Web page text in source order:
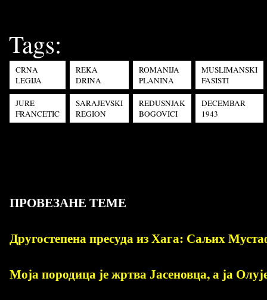
Tags:
CRNA
LEGIJA
REKA
DRINA
ROMANIJA
PLANINA
MUSLIMANSKI
FASISTI
JURE
FRANCETIC
SARAJEVSKI
REGION
REDUSNJAK
BOGOVICI
DECEMBAR
1943
ПРОВЕЗАНЕ ТЕМЕ
Другостепена пресуда из Хага: Саљих
Моја породица је жртва Јасеновца, а ја